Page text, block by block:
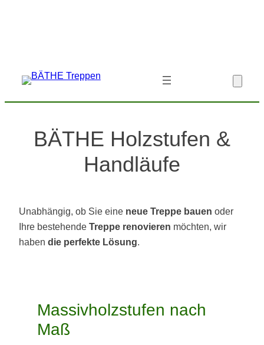
BÄTHE Holzstufen &
Handläufe
Unabhängig, ob Sie eine neue Treppe bauen oder
Ihre bestehende Treppe renovieren möchten, wir
haben die perfekte Lösung.
Massivholzstufen nach
Maß